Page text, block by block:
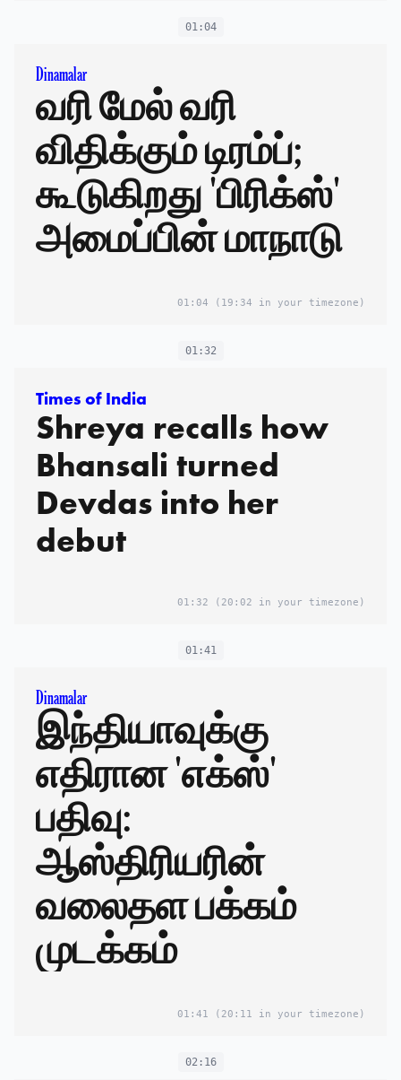
01:04
Dinamalar
வரி மேல் வரி
விதிக்கும் டிரம்ப்;
கூடுகிறது 'பிரிக்ஸ்'
அமைப்பின் மாநாடு
01:04 (19:34 in your timezone)
01:32
Times of India
Shreya recalls how
Bhansali turned
Devdas into her
debut
01:32 (20:02 in your timezone)
01:41
Dinamalar
இந்தியாவுக்கு
எதிரான 'எக்ஸ்'
பதிவு:
ஆஸ்திரியரின்
வலைதள பக்கம்
முடக்கம்
01:41 (20:11 in your timezone)
02:16